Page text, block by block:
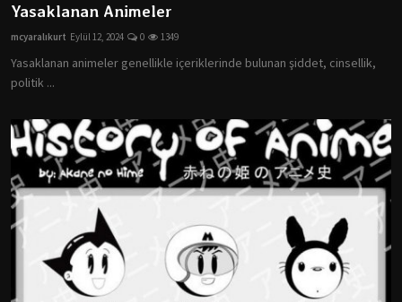
Yasaklanan Animeler
mcyaralıkurt Eylül 12, 2024 0 1349
Yasaklanan animeler genellikle içeriklerinde bulunan şiddet, cinsellik,
politik ...